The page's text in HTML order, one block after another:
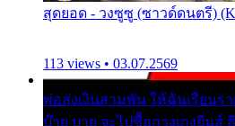
สุดยอด - วงซูซู (ซาวด์ดนตรี)
113 views • 03.07.2569
พ่อส่งเงินสามพัน ให้ฉันเรียน
บ๊าย บาย จะไปซื้อกางเกงยีนส์